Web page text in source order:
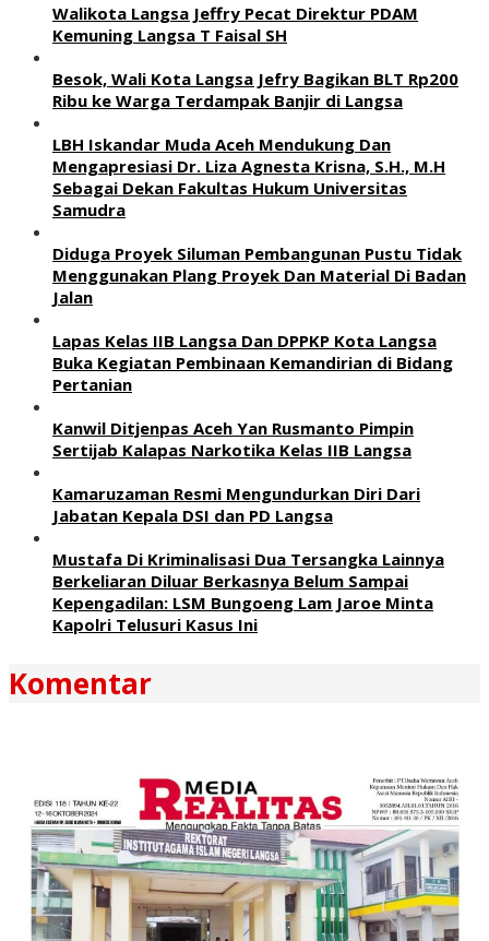
Walikota Langsa Jeffry Pecat Direktur PDAM
Kemuning Langsa T Faisal SH
Besok, Wali Kota Langsa Jefry Bagikan BLT Rp200
Ribu ke Warga Terdampak Banjir di Langsa
LBH Iskandar Muda Aceh Mendukung Dan
Mengapresiasi Dr. Liza Agnesta Krisna, S.H., M.H
Sebagai Dekan Fakultas Hukum Universitas
Samudra
Diduga Proyek Siluman Pembangunan Pustu Tidak
Menggunakan Plang Proyek Dan Material Di Badan
Jalan
Lapas Kelas IIB Langsa Dan DPPKP Kota Langsa
Buka Kegiatan Pembinaan Kemandirian di Bidang
Pertanian
Kanwil Ditjenpas Aceh Yan Rusmanto Pimpin
Sertijab Kalapas Narkotika Kelas IIB Langsa
Kamaruzaman Resmi Mengundurkan Diri Dari
Jabatan Kepala DSI dan PD Langsa
Mustafa Di Kriminalisasi Dua Tersangka Lainnya
Berkeliaran Diluar Berkasnya Belum Sampai
Kepengadilan: LSM Bungoeng Lam Jaroe Minta
Kapolri Telusuri Kasus Ini
Komentar